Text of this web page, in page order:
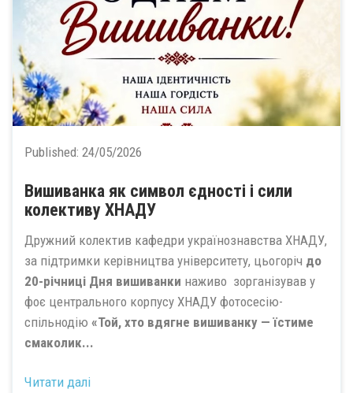
Published: 24/05/2026
Вишиванка як символ єдності і сили
колективу ХНАДУ
Дружний колектив кафедри українознавства ХНАДУ,
за підтримки керівництва університету, цьогоріч до
20-річниці Дня вишиванки наживо зорганізував у
фоє центрального корпусу ХНАДУ фотосесію-
спільнодію «Той, хто вдягне вишиванку — їстиме
смаколик...
Читати далі